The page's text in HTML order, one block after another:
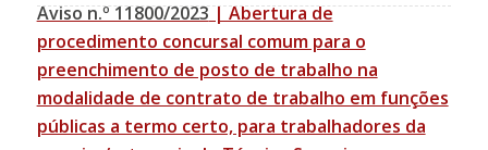
Aviso n.º 11800/2023| Abertura de
procedimento concursal comum para o
preenchimento de posto de trabalho na
modalidade de contrato de trabalho em funções
públicas a termo certo, para trabalhadores da